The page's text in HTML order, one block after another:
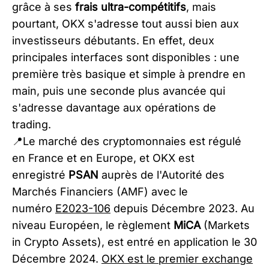
grâce à ses frais ultra-compétitifs, mais
pourtant, OKX s'adresse tout aussi bien aux
investisseurs débutants. En effet, deux
principales interfaces sont disponibles : une
première très basique et simple à prendre en
main, puis une seconde plus avancée qui
s'adresse davantage aux opérations de
trading.​​
📍Le marché des cryptomonnaies est régulé
en France et en Europe, et OKX est
enregistré PSAN auprès de l'Autorité des
Marchés Financiers (AMF) avec le
numéro E2023-106 depuis Décembre 2023. Au
niveau Européen, le règlement MiCA (Markets
in Crypto Assets), est entré en application le 30
Décembre 2024. OKX est le premier exchange